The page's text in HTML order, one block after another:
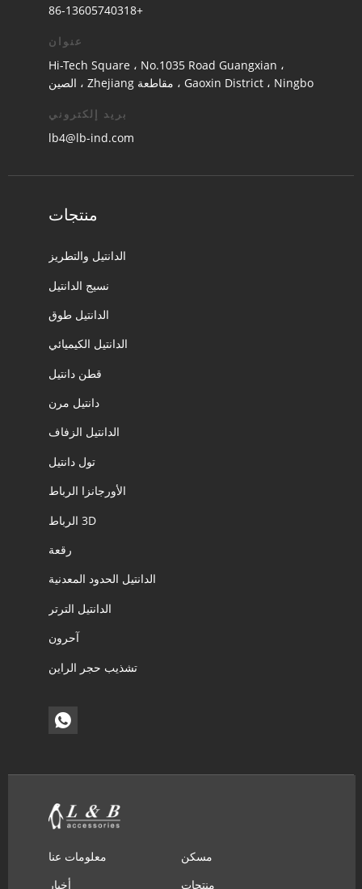
+86-13605740318
عنوان
Hi-Tech Square ، No.1035 Road Guangxian ،
Gaoxin District ، Ningbo ، مقاطعة Zhejiang ، الصين
بريد إلكتروني
lb4@lb-ind.com
منتجات
الدانتيل والتطريز
نسيج الدانتيل
الدانتيل طوق
الدانتيل الكيميائي
قطن دانتيل
دانتيل مرن
الدانتيل الزفاف
تول دانتيل
الأورجانزا الرباط
3D الرباط
رقعة
الدانتيل الحدود المعدنية
الدانتيل الترتر
آحرون
تشذيب حجر الراين
مسكن
معلومات عنا
منتجات
أخبار